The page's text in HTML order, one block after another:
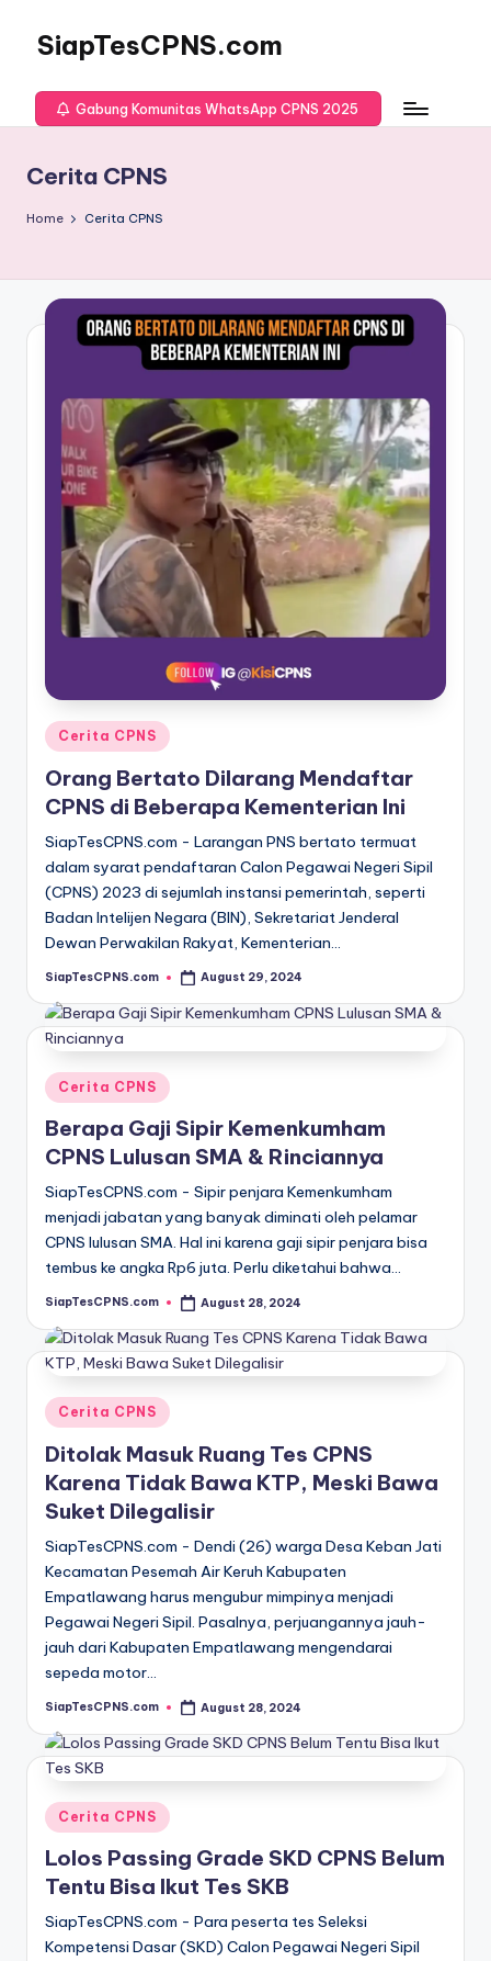
SiapTesCPNS.com
Gabung Komunitas WhatsApp CPNS 2025
Cerita CPNS
Home Cerita CPNS
Posted
in
Cerita CPNS
Orang Bertato Dilarang Mendaftar
CPNS di Beberapa Kementerian Ini
SiapTesCPNS.com - Larangan PNS bertato termuat
dalam syarat pendaftaran Calon Pegawai Negeri Sipil
(CPNS) 2023 di sejumlah instansi pemerintah, seperti
Badan Intelijen Negara (BIN), Sekretariat Jenderal
Dewan Perwakilan Rakyat, Kementerian…
Posted
SiapTesCPNS.com August 29, 2024
Posted
in
Cerita CPNS
Berapa Gaji Sipir Kemenkumham
CPNS Lulusan SMA & Rinciannya
SiapTesCPNS.com - Sipir penjara Kemenkumham
menjadi jabatan yang banyak diminati oleh pelamar
CPNS lulusan SMA. Hal ini karena gaji sipir penjara bisa
tembus ke angka Rp6 juta. Perlu diketahui bahwa…
Posted
SiapTesCPNS.com August 28, 2024
Posted
in
Cerita CPNS
Ditolak Masuk Ruang Tes CPNS
Karena Tidak Bawa KTP, Meski Bawa
Suket Dilegalisir
SiapTesCPNS.com - Dendi (26) warga Desa Keban Jati
Kecamatan Pesemah Air Keruh Kabupaten
Empatlawang harus mengubur mimpinya menjadi
Pegawai Negeri Sipil. Pasalnya, perjuangannya jauh-
jauh dari Kabupaten Empatlawang mengendarai
sepeda motor…
Posted
SiapTesCPNS.com August 28, 2024
Posted
in
Cerita CPNS
Lolos Passing Grade SKD CPNS Belum
Tentu Bisa Ikut Tes SKB
SiapTesCPNS.com - Para peserta tes Seleksi
Kompetensi Dasar (SKD) Calon Pegawai Negeri Sipil